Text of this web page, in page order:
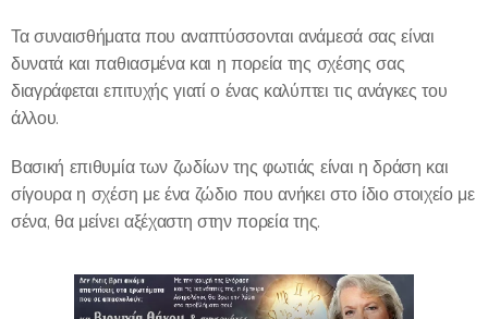
Τα συναισθήματα που αναπτύσσονται ανάμεσά σας είναι
δυνατά και παθιασμένα και η πορεία της σχέσης σας
διαγράφεται επιτυχής γιατί ο ένας καλύπτει τις ανάγκες του
άλλου.
Βασική επιθυμία των ζωδίων της φωτιάς είναι η δράση και
σίγουρα η σχέση με ένα ζώδιο που ανήκει στο ίδιο στοιχείο με
σένα, θα μείνει αξέχαστη στην πορεία της.